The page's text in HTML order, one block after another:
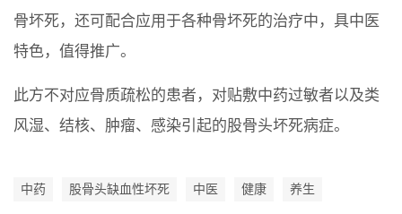
骨坏死，还可配合应用于各种骨坏死的治疗中，具中医
特色，值得推广。
此方不对应骨质疏松的患者，对贴敷中药过敏者以及类
风湿、结核、肿瘤、感染引起的股骨头坏死病症。
中药 股骨头缺血性坏死 中医 健康 养生